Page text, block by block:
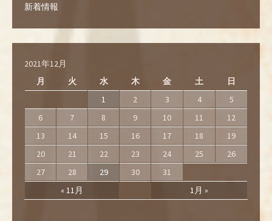
新着情報
2021年12月
月
火 水 木 金 土 日
« 11月 1月 »
1 2 3 4
5
6
7 8 9 10 11
12
13
14 15 16 17 18
19
20
21 22 23 24 25
26
27
28 29 30 31